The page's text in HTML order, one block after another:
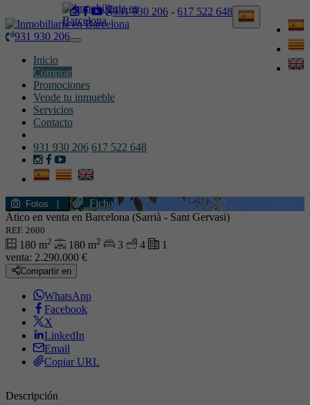
931 930 206 - 617 522 648
931 930 206
Toggle
Inicio
Comprar
Promociones
Vende tu inmueble
Servicios
Contacto
931 930 206 617 522 648
Fotos
Ficha
Ático en venta en Barcelona (Sarrià - Sant Gervasi)
REF. 2600
180 m2 180 m2 3 4
1
venta: 2.290.000 €
Compartir en
WhatsApp
Facebook
X
LinkedIn
Email
Copiar URL
Descripción